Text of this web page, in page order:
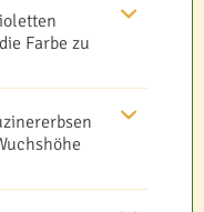
Farbe zu